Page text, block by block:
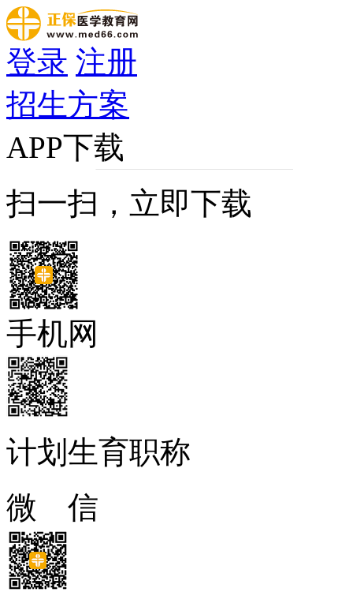
登录 注册
招生方案
APP下载
扫一扫，立即下载
手机网
计划生育职称
微 信